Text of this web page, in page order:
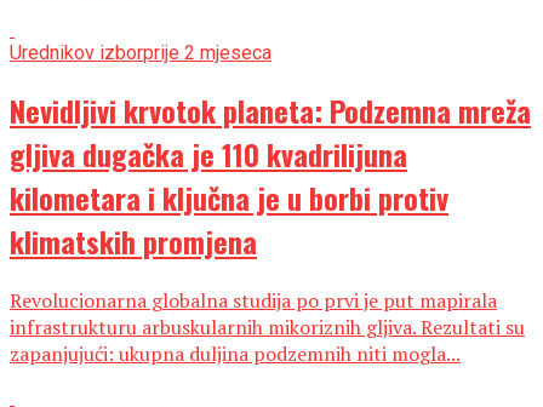
Urednikov izborprije 2 mjeseca
Nevidljivi krvotok planeta: Podzemna mreža
gljiva dugačka je 110 kvadrilijuna
kilometara i ključna je u borbi protiv
klimatskih promjena
Revolucionarna globalna studija po prvi je put mapirala
infrastrukturu arbuskularnih mikoriznih gljiva. Rezultati su
zapanjujući: ukupna duljina podzemnih niti mogla...